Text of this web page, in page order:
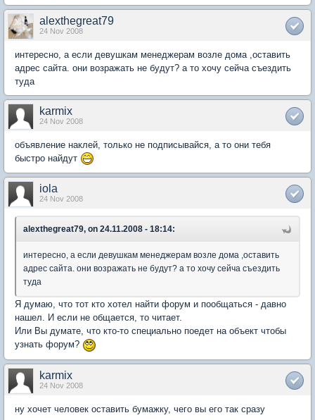
alexthegreat79
24 Nov 2008
интересно, а если девушкам менеджерам возле дома ,оставить
адрес сайта. они возражать не будут? а то хочу сейча съездить
туда
karmix
24 Nov 2008
объявление наклей, только не подписывайся, а то они тебя
быстро найдут
iola
24 Nov 2008
alexthegreat79, on 24.11.2008 - 18:14:
интересно, а если девушкам менеджерам возле дома ,оставить
адрес сайта. они возражать не будут? а то хочу сейча съездить
туда
Я думаю, что тот кто хотел найти форум и пообщаться - давно
нашел. И если не общается, то читает.
Или Вы думате, что кто-то специально поедет на объект чтобы
узнать форум?
karmix
24 Nov 2008
ну хочет человек оставить бумажку, чего вы его так сразу